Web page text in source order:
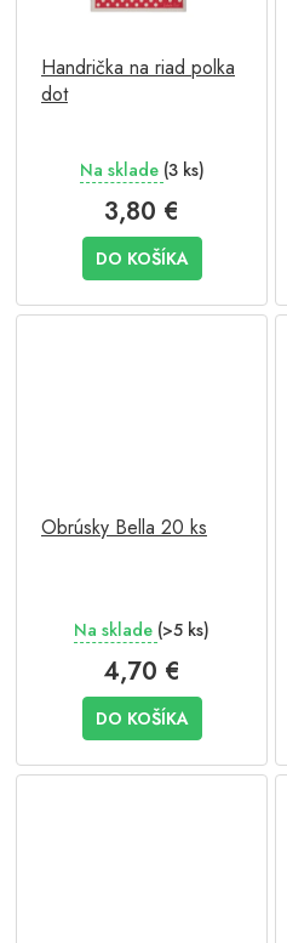
Handrička na riad polka
dot
Na sklade (3 ks)
3,80 €
DO KOŠÍKA
Obrúsky Bella 20 ks
Na sklade (>5 ks)
4,70 €
DO KOŠÍKA